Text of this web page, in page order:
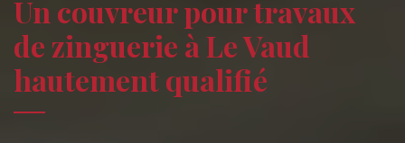
Un couvreur pour travaux
de zinguerie à Le Vaud
hautement qualifié